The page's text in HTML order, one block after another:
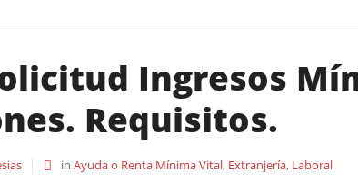
Ingresos
Requisitos.
in Ayuda o Renta Mínima Vital, Extranjería, Laboral